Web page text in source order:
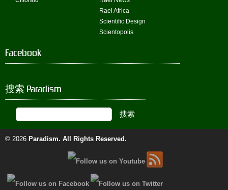
Rael Africa
Scientific Design
Scientopolis
Facebook
搜索 Paradism
© 2026 Paradism. All Rights Reserved.